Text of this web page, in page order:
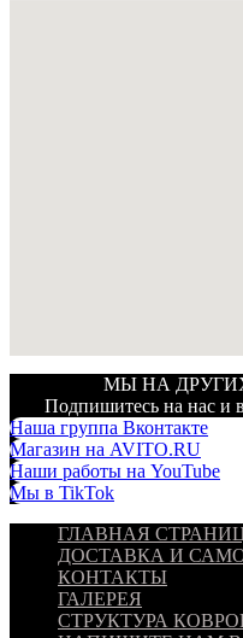
МЫ НА
Подпишитесь на нас и
Наша группа Вконтакте
Магазин на AVITO.RU
Наши работы на YouTube
Мы в TikTok
ГЛАВНАЯ
ДОСТАВКА И
КОНТАКТЫ
ГАЛЕРЕЯ
СТРУКТУРА